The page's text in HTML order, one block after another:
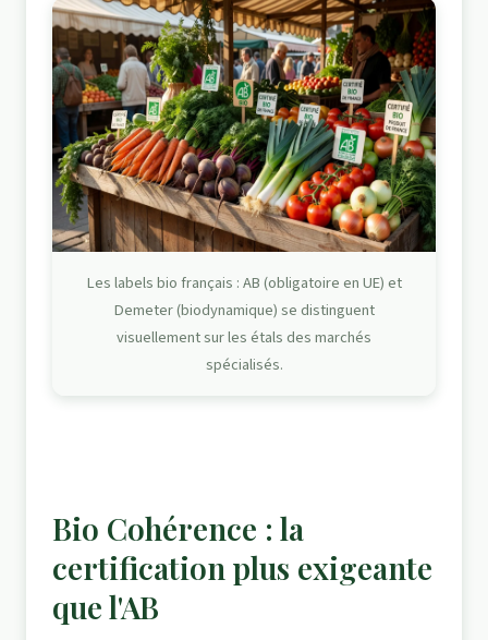
Les labels bio français : AB (obligatoire en UE) et
Demeter (biodynamique) se distinguent
visuellement sur les étals des marchés
spécialisés.
Bio Cohérence : la
certification plus exigeante
que l'AB